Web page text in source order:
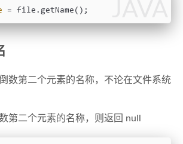
= file.getName();
数第二个元素的名称，不论在文件系统
第二个元素的名称，则返回 null